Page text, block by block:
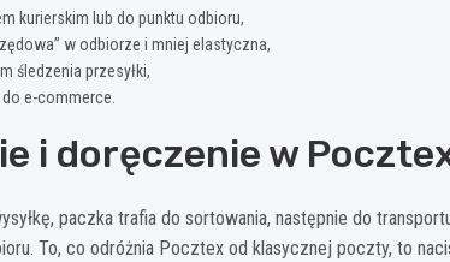
kurierskim lub do punktu odbioru,
w odbiorze i mniej elastyczna,
śledzenia przesyłki,
e-commerce.
i doręczenie w
paczka trafia do sortowania, następnie do
To, co odróżnia Pocztex od klasycznej poczty, to